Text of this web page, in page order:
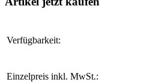
Verfügbarkeit:
Einzelpreis inkl. MwSt.: